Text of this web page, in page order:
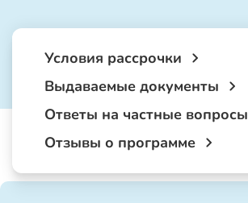
Условия рассрочки
Выдаваемые документы
Ответы на частные вопросы
Отзывы о программе